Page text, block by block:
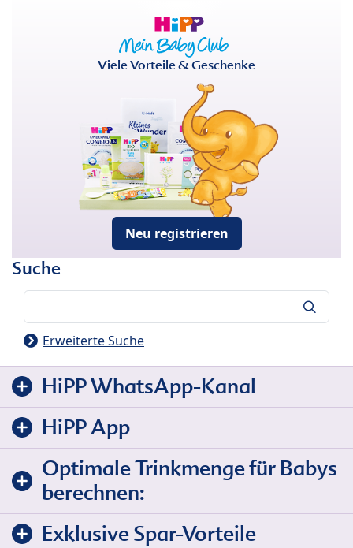
Viele Vorteile & Geschenke
Neu registrieren
Suche
Erweiterte Suche
HiPP WhatsApp-Kanal
HiPP App
Optimale Trinkmenge für Babys
berechnen:
Exklusive Spar-Vorteile